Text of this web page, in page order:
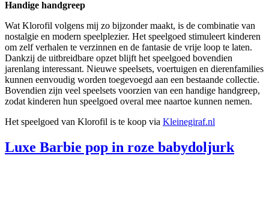
Handige handgreep
Wat Klorofil volgens mij zo bijzonder maakt, is de combinatie van
nostalgie en modern speelplezier. Het speelgoed stimuleert kinderen
om zelf verhalen te verzinnen en de fantasie de vrije loop te laten.
Dankzij de uitbreidbare opzet blijft het speelgoed bovendien
jarenlang interessant. Nieuwe speelsets, voertuigen en dierenfamilies
kunnen eenvoudig worden toegevoegd aan een bestaande collectie.
Bovendien zijn veel speelsets voorzien van een handige handgreep,
zodat kinderen hun speelgoed overal mee naartoe kunnen nemen.
Het speelgoed van Klorofil is te koop via Kleinegiraf.nl
Luxe Barbie pop in roze babydoljurk